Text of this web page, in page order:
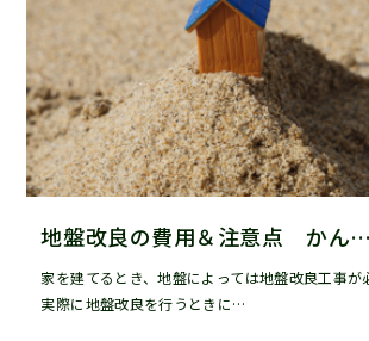
地盤改良の費用＆注意点 かん…
家を建てるとき、地盤によっては地盤改良工事が
実際に地盤改良を行うときに…